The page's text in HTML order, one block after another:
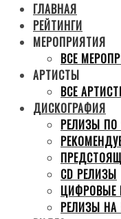
ГЛАВНАЯ
РЕЙТИНГИ
МЕРОПРИЯТИЯ
ВСЕ
АРТИСТЫ
ВСЕ
ДИСКОГРАФИЯ
РЕЛИЗЫ ПО
CD РЕЛИЗЫ
ЦИФРОВЫЕ
РЕЛИЗЫ НА